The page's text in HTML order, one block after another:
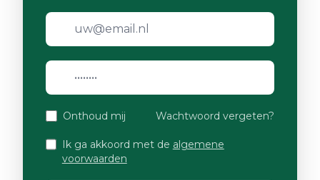
Onthoud mij Wachtwoord vergeten?
Ik ga akkoord met de algemene
voorwaarden